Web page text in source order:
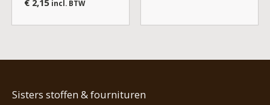
€2,15 incl. BTW
Sisters stoffen & fournituren